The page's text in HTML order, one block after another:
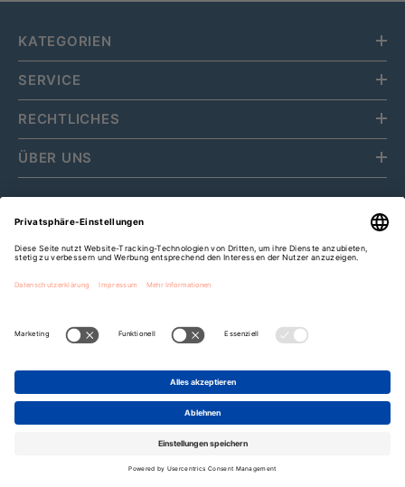
KATEGORIEN
SERVICE
RECHTLICHES
ÜBER UNS
Fripa Markenvertriebs GmbH
Cookie-Einstellungen
15%